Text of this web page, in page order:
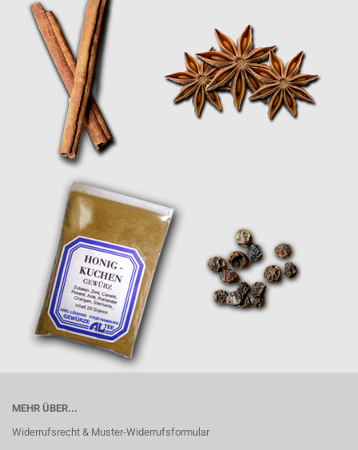
MEHR ÜBER...
Widerrufsrecht & Muster-Widerrufsformular